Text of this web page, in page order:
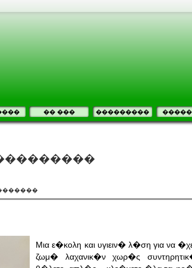
�� ��� ���������
Μια ε�κολη και υγιειν� λ�ση για να
ζωμ� λαχανικ�ν χωρ�ς